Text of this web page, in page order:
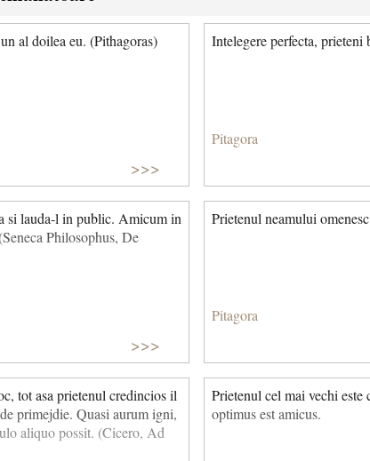
al doilea eu. (Pithagoras)
>>>
Intelegere perfecta,
Pitagora
si lauda-l in public. Amicum in
Philosophus, De
>>>
Prietenul neamului
Pitagora
tot asa prietenul credincios il
primejdie. Quasi aurum igni,
aliquo possit. (Cicero, Ad
Prietenul cel mai vechi
optimus est amicus.